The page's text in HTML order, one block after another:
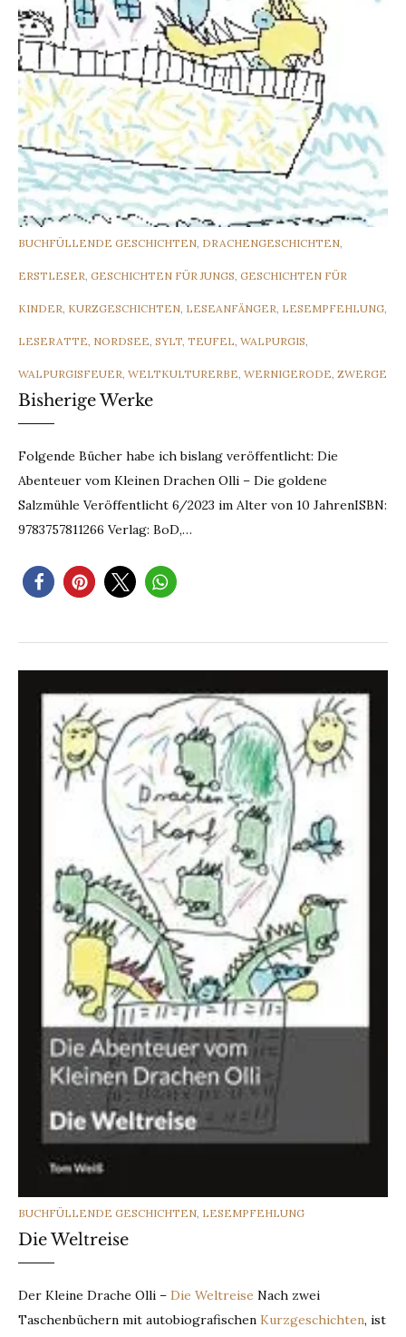
CATEGORIES
BUCHFÜLLENDE GESCHICHTEN, DRACHENGESCHICHTEN,
ERSTLESER, GESCHICHTEN FÜR JUNGS, GESCHICHTEN FÜR
KINDER, KURZGESCHICHTEN, LESEANFÄNGER, LESEMPFEHLUNG,
LESERATTE, NORDSEE, SYLT, TEUFEL, WALPURGIS,
WALPURGISFEUER, WELTKULTURERBE, WERNIGERODE, ZWERGE
Bisherige Werke
Folgende Bücher habe ich bislang veröffentlicht: Die
Abenteuer vom Kleinen Drachen Olli – Die goldene
Salzmühle Veröffentlicht 6/2023 im Alter von 10 JahrenISBN:
9783757811266 Verlag: BoD,…
CATEGORIES
BUCHFÜLLENDE GESCHICHTEN, LESEMPFEHLUNG
Die Weltreise
Der Kleine Drache Olli – Die Weltreise Nach zwei
Taschenbüchern mit autobiografischen Kurzgeschichten, ist